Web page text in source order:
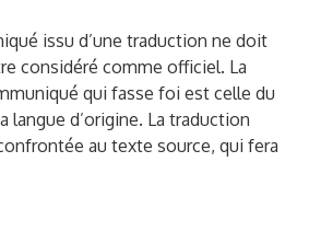
issu d’une traduction ne doit
considéré comme officiel. La
qui fasse foi est celle du
langue d’origine. La traduction
au texte source, qui fera